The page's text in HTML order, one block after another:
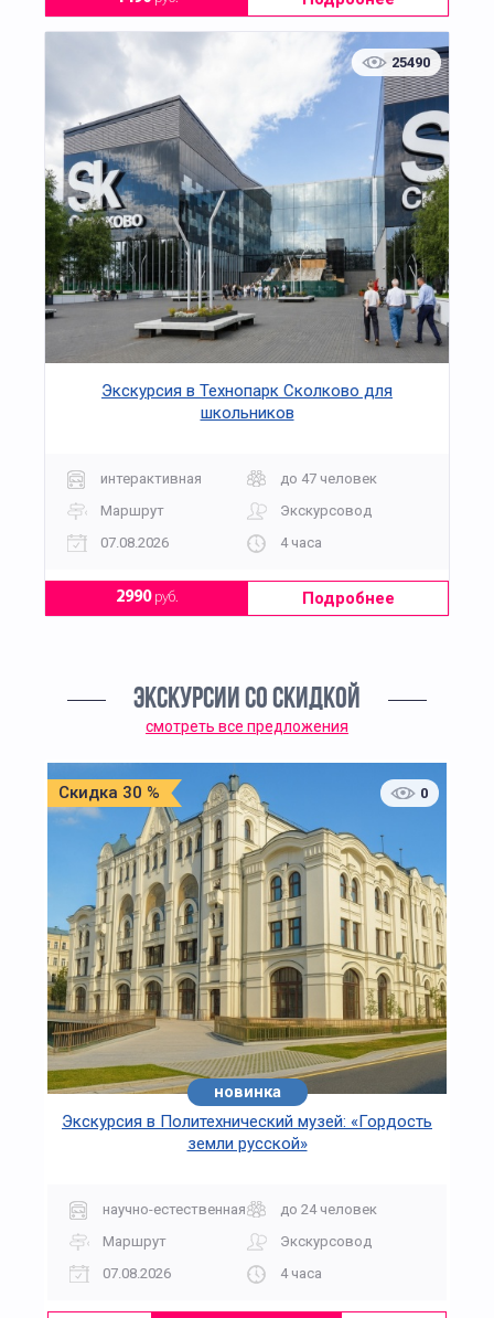
25490
Экскурсия в Технопарк Сколково для
школьников
интерактивная
до 47 человек
Маршрут
Экскурсовод
07.08.2026
4 часа
2990руб. Подробнее
ЭКСКУРСИИ СО СКИДКОЙ
смотреть все предложения
Скидка 30 % 0
новинка
Экскурсия в Политехнический музей: «Гордость
земли русской»
научно-естественная
до 24 человек
Маршрут
Экскурсовод
07.08.2026
4 часа